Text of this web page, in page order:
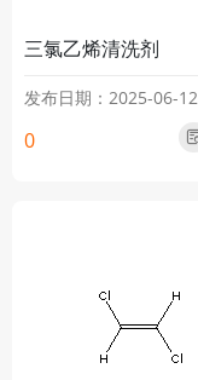
三氯乙烯清洗剂
发布日期：2025-06-12
0